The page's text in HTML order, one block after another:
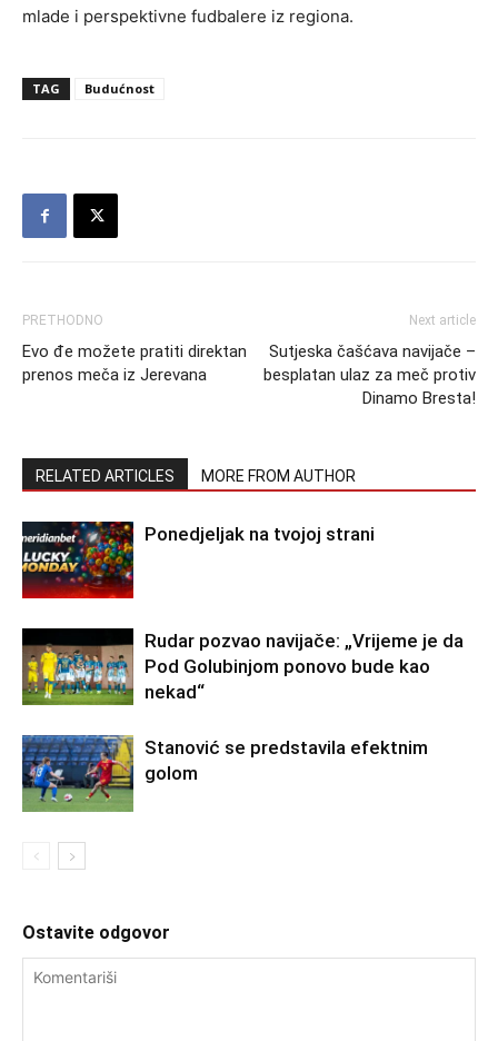
mlade i perspektivne fudbalere iz regiona.
TAG Budućnost
PRETHODNO
Evo đe možete pratiti direktan
prenos meča iz Jerevana
Next article
Sutjeska čašćava navijače –
besplatan ulaz za meč protiv
Dinamo Bresta!
RELATED ARTICLES MORE FROM AUTHOR
Ponedjeljak na tvojoj strani
Rudar pozvao navijače: „Vrijeme je da
Pod Golubinjom ponovo bude kao
nekad“
Stanović se predstavila efektnim
golom
Ostavite odgovor